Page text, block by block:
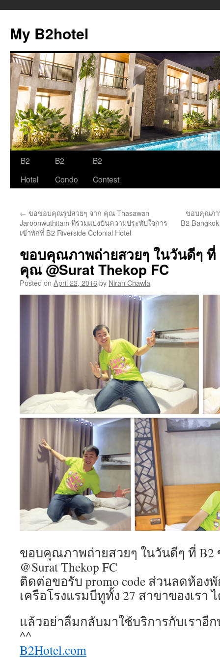
My B2hotel
Skip
B2
Hotel
B2
Condo
B2
Contest
← ขอขอบคุณรูปสวยๆ จาก คุณ Thasawan
Jaroonwuthitam ที่ร่วมแบ่งปันความประทับใจการ
เข้าพักที่ B2 Riverside Colonial Hotel
ขอบคุณภา
B2
ขอบคุณภาพถ่ายสวยๆ ในวันดีๆ
คุณ @Surat Thekop FC
Posted on April 22, 2016by Niran Chawla
ขอบคุณภาพถ่ายสวยๆ ในวันดีๆ ที่
@Surat Thekop FC
ติดต่อขอรับ promo code ส่วนลดห้อง
เครือโรงแรมบีทูทั้ง 27 สาขาของเรา
แล้วอย่าลืมกลับมาใช้บริการกับเรา
^^
B2Hotel.com